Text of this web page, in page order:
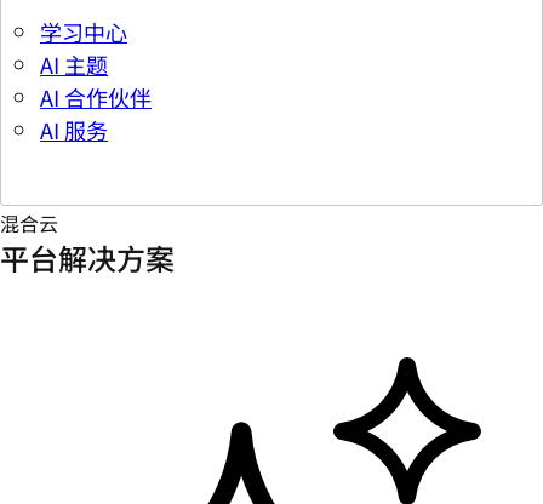
学习中心
AI 主题
AI 合作伙伴
AI 服务
混合云
平台解决方案